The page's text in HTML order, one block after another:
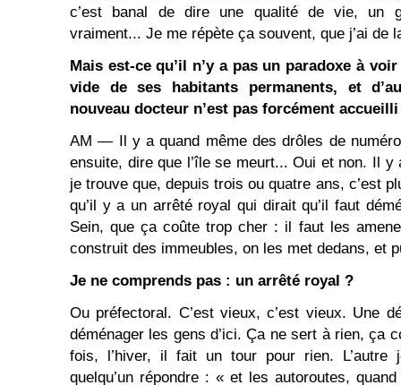
c’est banal de dire une qualité de vie, un
vraiment... Je me répète ça souvent, que j’ai de
Mais est-ce qu’il n’y a pas un paradoxe à
vide de ses habitants permanents, et
nouveau docteur n’est pas forcément
AM ― Il y a quand même des drôles de
ensuite, dire que l’île se meurt... Oui et non. Il
je trouve que, depuis trois ou quatre ans, c’est
qu’il y a un arrêté royal qui dirait qu’il faut
Sein, que ça coûte trop cher : il faut les
construit des immeubles, on les met dedans, et
Je ne comprends pas : un arrêté royal ?
Ou préfectoral. C’est vieux, c’est vieux. Une
déménager les gens d’ici. Ça ne sert à rien, ça
fois, l’hiver, il fait un tour pour rien. L’autre
quelqu’un répondre : « et les autoroutes,